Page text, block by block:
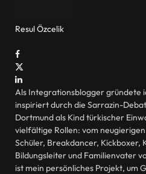
Resul Özcelik
Facebook
LinkedIn
Als Integrationsblogger gründete
inspiriert durch die Sarrazin-
Dortmund als Kind türkischer
vielfältige Rollen: vom
Schüler, Breakdancer, Kickboxer,
Bildungsleiter und Familienvater
ist mein persönliches Projekt, um